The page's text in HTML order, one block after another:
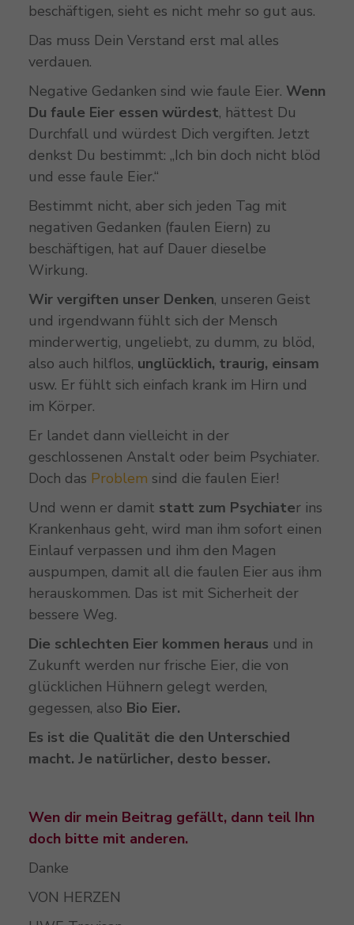
beschäftigen, sieht es nicht mehr so gut aus.
Das muss Dein Verstand erst mal alles
verdauen.
Negative Gedanken sind wie faule Eier. Wenn
Du faule Eier essen würdest, hättest Du
Durchfall und würdest Dich vergiften. Jetzt
denkst Du bestimmt: „Ich bin doch nicht blöd
und esse faule Eier.“
Bestimmt nicht, aber sich jeden Tag mit
negativen Gedanken (faulen Eiern) zu
beschäftigen, hat auf Dauer dieselbe
Wirkung.
Wir vergiften unser Denken, unseren Geist
und irgendwann fühlt sich der Mensch
minderwertig, ungeliebt, zu dumm, zu blöd,
also auch hilflos, unglücklich, traurig, einsam
usw. Er fühlt sich einfach krank im Hirn und
im Körper.
Er landet dann vielleicht in der
geschlossenen Anstalt oder beim Psychiater.
Doch das Problem sind die faulen Eier!
Und wenn er damit statt zum Psychiater ins
Krankenhaus geht, wird man ihm sofort einen
Einlauf verpassen und ihm den Magen
auspumpen, damit all die faulen Eier aus ihm
herauskommen. Das ist mit Sicherheit der
bessere Weg.
Die schlechten Eier kommen heraus und in
Zukunft werden nur frische Eier, die von
glücklichen Hühnern gelegt werden,
gegessen, also Bio Eier.
Es ist die Qualität die den Unterschied
macht. Je natürlicher, desto besser.
Wen dir mein Beitrag gefällt, dann teil Ihn
doch bitte mit anderen.
Danke
VON HERZEN